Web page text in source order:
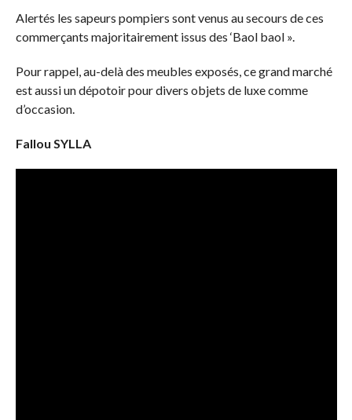
Alertés les sapeurs pompiers sont venus au secours de ces
commerçants majoritairement issus des ‘Baol baol ».
Pour rappel, au-delà des meubles exposés, ce grand marché
est aussi un dépotoir pour divers objets de luxe comme
d’occasion.
Fallou SYLLA